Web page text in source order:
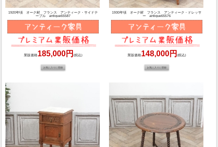
1920年頃 オーク材 フランス アンティーク・サイドテ
ーブル antique65587
業販価格185,000円(税込)
1930年頃 オーク材 フランス アンティーク・ドレッサ
ー antique65576
業販価格148,000円 (税込)